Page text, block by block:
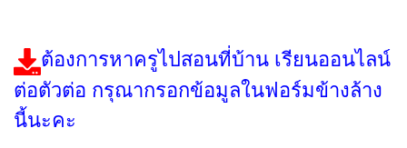
ต้องการหาครูไปสอนที่บ้าน เรียนออนไลน์
ต่อตัวต่อ กรุณากรอกข้อมูลในฟอร์มข้างล้าง
นี้นะคะ